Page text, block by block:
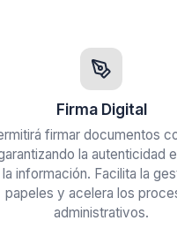
Firma Digital
firmar documentos
la autenticidad
información. Facilita la
papeles y acelera los
administrativos.